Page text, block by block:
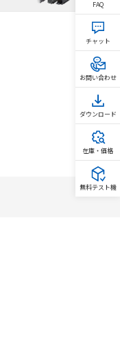
FAQ
チャット
お問い合わせ
ダウンロード
在庫・価格
無料テスト機